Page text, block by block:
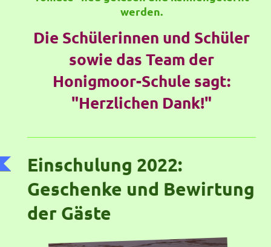
werden.
Die Schülerinnen und Schüler
sowie das Team der
Honigmoor-Schule sagt:
"Herzlichen Dank!"
Einschulung 2022:
Geschenke und Bewirtung
der Gäste